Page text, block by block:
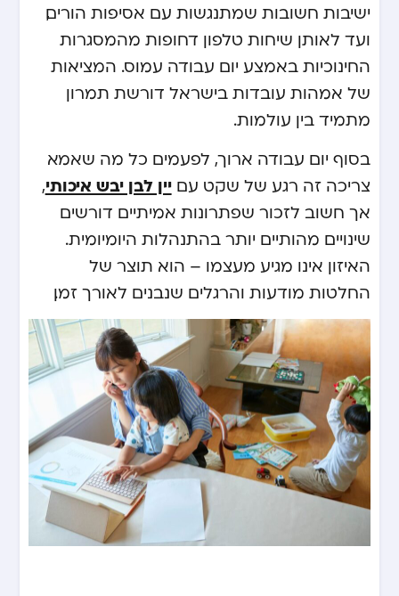
ישיבות חשובות שמתנגשות עם אסיפות הורים,
ועד לאותן שיחות טלפון דחופות מהמסגרות
החינוכיות באמצע יום עבודה עמוס. המציאות
של אמהות עובדות בישראל דורשת תמרון
מתמיד בין עולמות.
בסוף יום עבודה ארוך, לפעמים כל מה שאמא
צריכה זה רגע של שקט עםיין לבן יבש איכותי,
אך חשוב לזכור שפתרונות אמיתיים דורשים
שינויים מהותיים יותר בהתנהלות היומיומית.
האיזון אינו מגיע מעצמו – הוא תוצר של
החלטות מודעות והרגלים שנבנים לאורך זמן.